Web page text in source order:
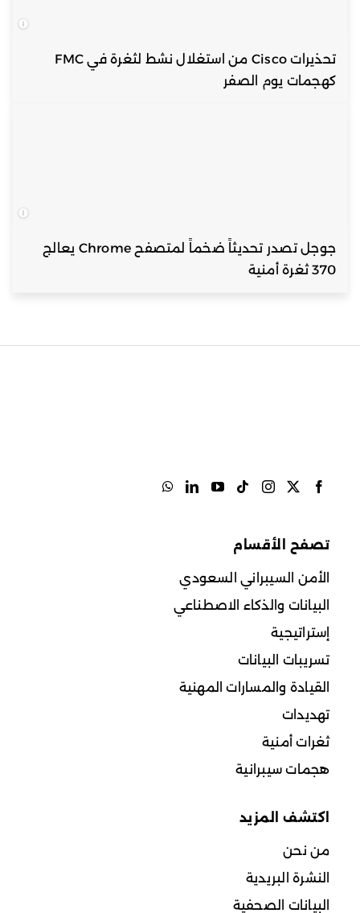
تحذيرات Cisco من استغلال نشط لثغرة في FMC
كهجمات يوم الصفر
جوجل تصدر تحديثاً ضخماً لمتصفح Chrome يعالج
370 ثغرة أمنية
تصفح الأقسام
الأمن السيبراني السعودي
البيانات والذكاء الاصطناعي
إستراتيجية
تسريبات البيانات
القيادة والمسارات المهنية
تهديدات
ثغرات أمنية
هجمات سيبرانية
اكتشف المزيد
من نحن
النشرة البريدية
البيانات الصحفية